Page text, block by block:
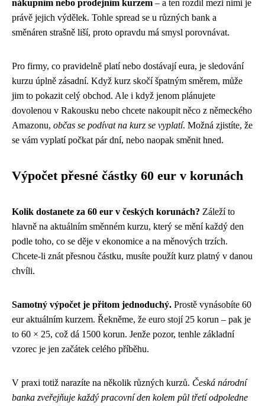
nákupním nebo prodejním kurzem – a ten rozdíl mezi nimi je
právě jejich výdělek. Tohle spread se u různých bank a
směnáren strašně liší, proto opravdu má smysl porovnávat.
Pro firmy, co pravidelně platí nebo dostávají eura, je sledování
kurzu úplně zásadní. Když kurz skočí špatným směrem, může
jim to pokazit celý obchod. Ale i když jenom plánujete
dovolenou v Rakousku nebo chcete nakoupit něco z německého
Amazonu, občas se podívat na kurz se vyplatí. Možná zjistíte, že
se vám vyplatí počkat pár dní, nebo naopak směnit hned.
Výpočet přesné částky 60 eur v korunách
Kolik dostanete za 60 eur v českých korunách? Záleží to
hlavně na aktuálním směnném kurzu, který se mění každý den
podle toho, co se děje v ekonomice a na měnových trzích.
Chcete-li znát přesnou částku, musíte použít kurz platný v danou
chvíli.
Samotný výpočet je přitom jednoduchý. Prostě vynásobíte 60
eur aktuálním kurzem. Řekněme, že euro stojí 25 korun – pak je
to 60 × 25, což dá 1500 korun. Jenže pozor, tenhle základní
vzorec je jen začátek celého příběhu.
V praxi totiž narazíte na několik různých kurzů. Česká národní
banka zveřejňuje každý pracovní den kolem půl třetí odpoledne